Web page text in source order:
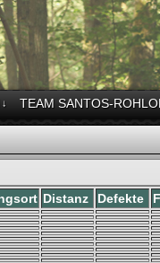
↓ TEAM SANTOS-
Distanz Defekte